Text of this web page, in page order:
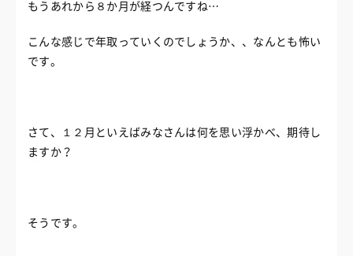
もうあれから８か月が経つんですね…
こんな感じで年取っていくのでしょうか、、なんとも怖い
です。
さて、１２月といえばみなさんは何を思い浮かべ、期待し
ますか？
そうです。